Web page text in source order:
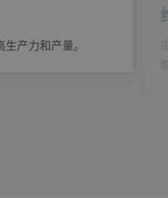
产力和产量。